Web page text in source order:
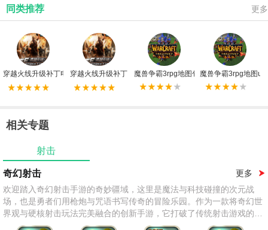
同类推荐 更多
穿越火线升级补丁电脑版穿越火线升级补丁 魔兽争霸3rpg地图包 魔兽争霸3rpg地图u9
相关专题
射击
奇幻射击
更多
欢迎踏入奇幻射击手游的奇妙疆域，这里是魔法与科技碰撞的次元战
场，也是勇者们用枪炮与咒语书写传奇的冒险乐园。作为一款将奇幻世
界观与硬核射击玩法完美融合的创新手游，它打破了传统射击游戏的题
材局限，用龙息与激光共舞、咒语与子弹齐飞的独特体验，为你开启一